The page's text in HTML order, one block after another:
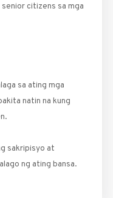
senior citizens sa mga
sa ating mga
natin na kung
sakripisyo at
ng ating bansa.